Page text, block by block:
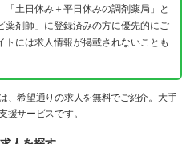
「土日休み＋平日休みの調剤薬局」と
薬剤師」に登録済みの方に優先的にご
には求人情報が掲載されないことも
、希望通りの求人を無料でご紹介。大手
援サービスです。